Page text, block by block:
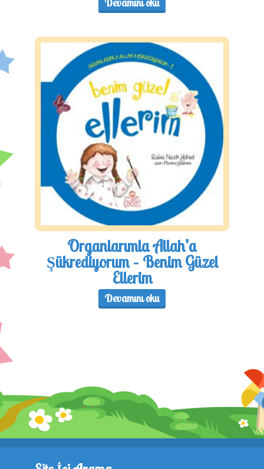
Devamını oku
Organlarımla Allah’a
Şükrediyorum – Benim Güzel
Ellerim
Devamını oku